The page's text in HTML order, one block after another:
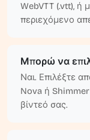
WebVTT (.vtt), ή
περιεχόμενο
Μπορώ να
Ναι. Επιλέξτε
Nova ή Shimmer
βίντεό σας.